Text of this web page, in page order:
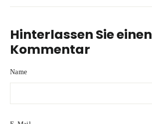
teilen
Hinterlassen Sie einen
Kommentar
Name